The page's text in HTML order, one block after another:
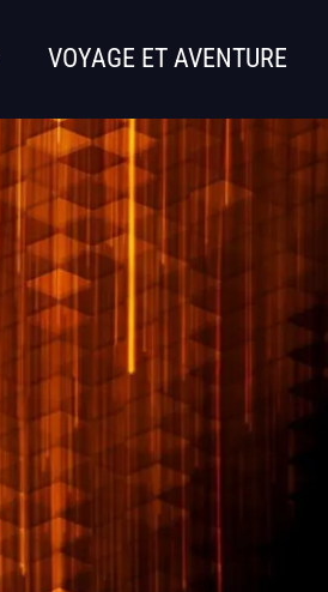
VOYAGE ET AVENTURE